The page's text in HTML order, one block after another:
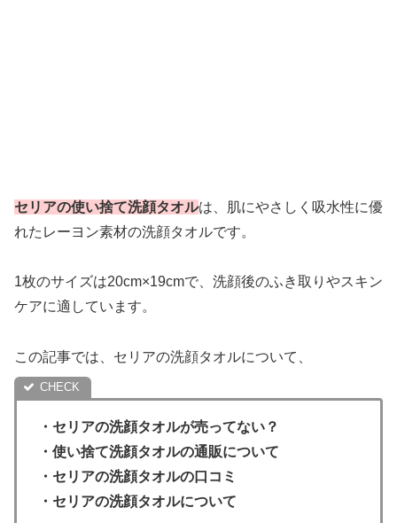
セリアの使い捨て洗顔タオルは、肌にやさしく吸水性に優
れたレーヨン素材の洗顔タオルです。
1枚のサイズは20cm×19cmで、洗顔後のふき取りやスキン
ケアに適しています。
この記事では、セリアの洗顔タオルについて、
・セリアの洗顔タオルが売ってない？
・使い捨て洗顔タオルの通販について
・ セリアの洗顔タオルの口コミ
・セリアの洗顔タオルについて